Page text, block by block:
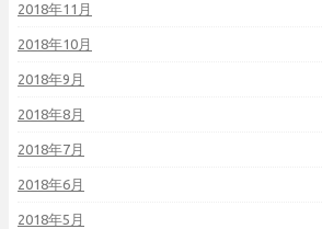
2018年11月
2018年10月
2018年9月
2018年8月
2018年7月
2018年6月
2018年5月